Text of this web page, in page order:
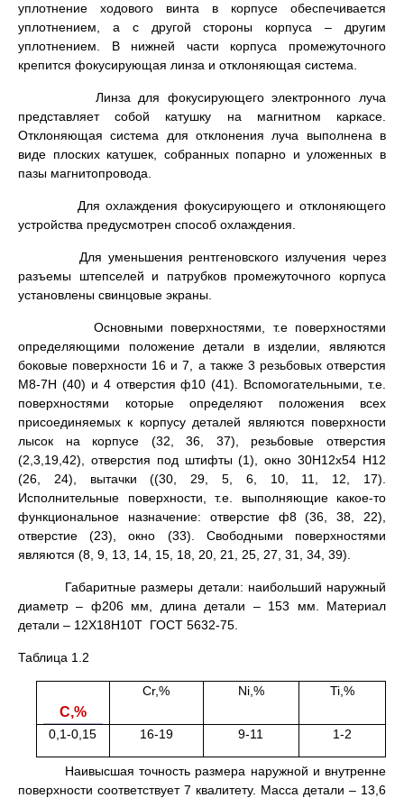
уплотнение ходового винта в корпусе обеспечивается
уплотнением, а с другой стороны корпуса – другим
уплотнением. В нижней части корпуса промежуточного
крепится фокусирующая линза и отклоняющая система.
Линза для фокусирующего электронного луча
представляет собой катушку на магнитном каркасе.
Отклоняющая система для отклонения луча выполнена в
виде плоских катушек, собранных попарно и уложенных в
пазы магнитопровода.
Для охлаждения фокусирующего и отклоняющего
устройства предусмотрен способ охлаждения.
Для уменьшения рентгеновского излучения через
разъемы штепселей и патрубков промежуточного корпуса
установлены свинцовые экраны.
Основными поверхностями, т.е поверхностями
определяющими положение детали в изделии, являются
боковые поверхности 16 и 7, а также 3 резьбовых отверстия
М8-7Н (40) и 4 отверстия ф10 (41). Вспомогательными, т.е.
поверхностями которые определяют положения всех
присоединяемых к корпусу деталей являются поверхности
лысок на корпусе (32, 36, 37), резьбовые отверстия
(2,3,19,42), отверстия под штифты (1), окно 30Н12х54 Н12
(26, 24), вытачки ((30, 29, 5, 6, 10, 11, 12, 17).
Исполнительные поверхности, т.е. выполняющие какое-то
функциональное назначение: отверстие ф8 (36, 38, 22),
отверстие (23), окно (33). Свободными поверхностями
являются (8, 9, 13, 14, 15, 18, 20, 21, 25, 27, 31, 34, 39).
Габаритные размеры детали: наибольший наружный
диаметр – ф206 мм, длина детали – 153 мм. Материал
детали – 12Х18Н10Т ГОСТ 5632-75.
Таблица 1.2
С,%
Сr,% Ni,% Ti,%
0,1-0,15 16-19 9-11 1-2
Наивысшая точность размера наружной и внутренне
поверхности соответствует 7 квалитету. Масса детали – 13,6